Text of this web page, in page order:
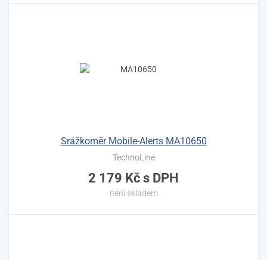
Srážkoměr Mobile-Alerts MA10650
TechnoLine
2 179 Kč s DPH
není skladem